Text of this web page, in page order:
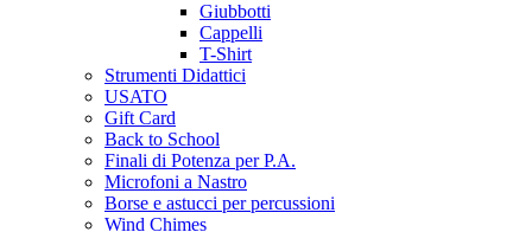
Giubbotti
Cappelli
T-Shirt
Strumenti Didattici
USATO
Gift Card
Back to School
Finali di Potenza per P.A.
Microfoni a Nastro
Borse e astucci per percussioni
Wind Chimes